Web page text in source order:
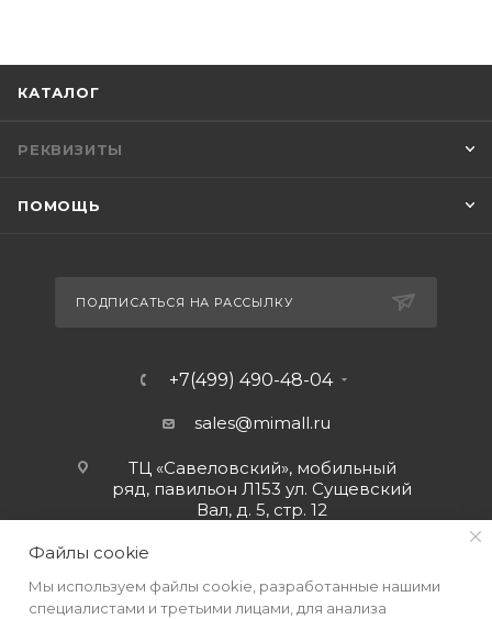
КАТАЛОГ
РЕКВИЗИТЫ
ПОМОЩЬ
ПОДПИСАТЬСЯ НА РАССЫЛКУ
+7(499) 490-48-04
sales@mimall.ru
ТЦ «Савеловский», мобильный
ряд, павильон Л153 ул. Сущевский
Вал, д. 5, стр. 12
Файлы cookie
Мы используем файлы cookie, разработанные нашими
специалистами и третьими лицами, для анализа